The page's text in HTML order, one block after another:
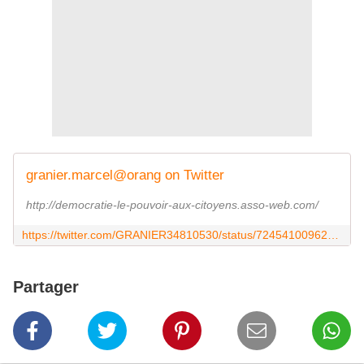
granier.marcel@orang on Twitter
http://democratie-le-pouvoir-aux-citoyens.asso-web.com/
Partager